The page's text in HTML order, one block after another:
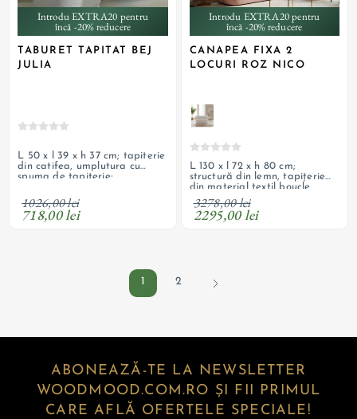
Introdu EXTRA20 pentru
încă -20% reducere
TABURET TAPITAT BEJ
JULIA
L 50 x l 39 x h 37 cm; tapiterie
din catifea, umplutura cu
spuma de tapiterie;
1026,00 lei
718,00 lei
Introdu EXTRA20 pentru
încă -20% reducere
CANAPEA FIXA 2
LOCURI ROZ NICO
L 130 x l 72 x h 80 cm;
structură din lemn, tapițerie
din material textil boucle,
șezut cu arcuri ondulate și
spumă HR, spătar cu
umplutură cu spumă; produs
3278,00 lei
2295,00 lei
1 2
ABONEAZĂ-TE LA NEWSLETTER
WOODMOOD.COM.RO ȘI FII PRIMUL
CARE AFLĂ OFERTELE SPECIALE!